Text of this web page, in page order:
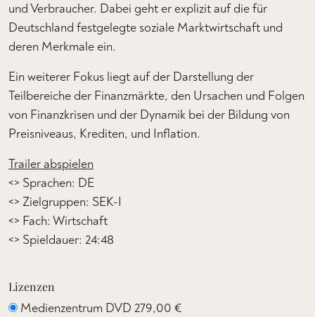
und Verbraucher. Dabei geht er explizit auf die für
Deutschland festgelegte soziale Marktwirtschaft und
deren Merkmale ein.
Ein weiterer Fokus liegt auf der Darstellung der
Teilbereiche der Finanzmärkte, den Ursachen und Folgen
von Finanzkrisen und der Dynamik bei der Bildung von
Preisniveaus, Krediten, und Inflation.
Trailer abspielen
<> Sprachen: DE
<> Zielgruppen: SEK-I
<> Fach: Wirtschaft
<> Spieldauer: 24:48
Lizenzen
Medienzentrum DVD 279,00 €